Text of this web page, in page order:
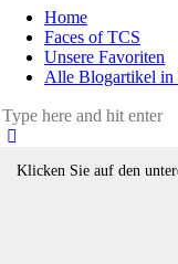
Home
Faces of TCS
Unsere Favoriten
Alle Blogartikel in
Klicken Sie auf den